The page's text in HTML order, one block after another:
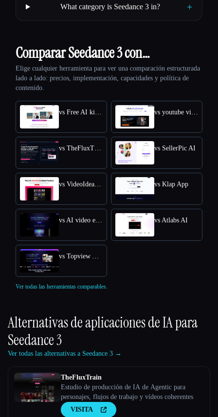
What category is Seedance 3 in? +
Comparar Seedance 3 con…
Elige cualquier herramienta para ver una comparación estructurada
lado a lado: precios, implementación, capacidades y política de
contenido.
vs Free AI kissing video generator vs youtube video downloader
vs TheFluxTrain vs SellerPic AI
vs VideoIdeas AI vs Klap App
vs AI video editor vs Atlabs AI
vs Topview AI URL to Video
Ver todas las herramientas comparables.
Alternativas de aplicaciones de IA para
Seedance 3
Ver todas las alternativas a Seedance 3 →
TheFluxTrain
Estudio de producción de IA de Agentic para
personajes, flujos de trabajo y vídeos coherentes
VISITA